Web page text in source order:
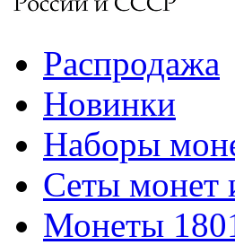
Распродажа
Новинки
Наборы
Сеты монет
Монеты